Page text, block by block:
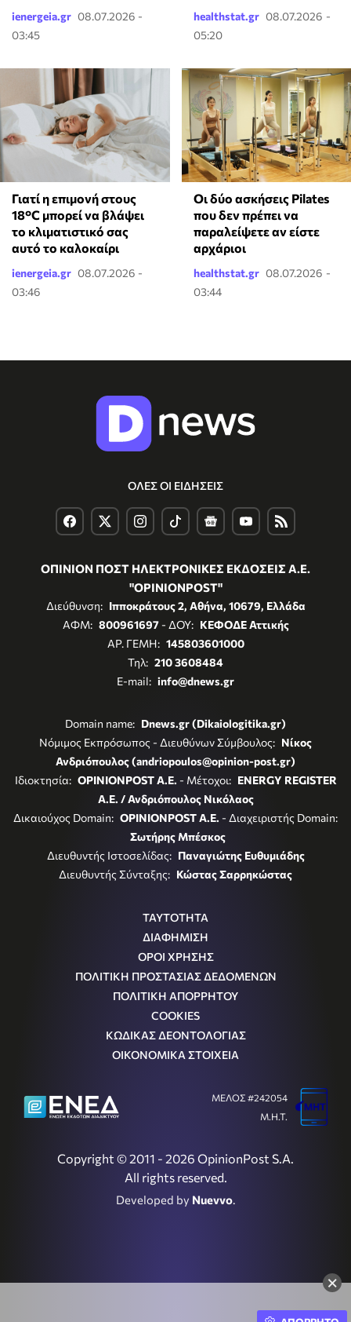
×
ienergeia.gr 08.07.2026 -
03:45
healthstat.gr 08.07.2026 -
05:20
Γιατί η επιμονή στους
18°C μπορεί να βλάψει
το κλιματιστικό σας
αυτό το καλοκαίρι
ienergeia.gr 08.07.2026 -
03:46
Οι δύο ασκήσεις Pilates
που δεν πρέπει να
παραλείψετε αν είστε
αρχάριοι
healthstat.gr 08.07.2026 -
03:44
ΟΛΕΣ ΟΙ ΕΙΔΗΣΕΙΣ
ΟΠΙΝΙΟΝ ΠΟΣΤ ΗΛΕΚΤΡΟΝΙΚΕΣ ΕΚΔΟΣΕΙΣ Α.Ε.
"OPINIONPOST"
Διεύθυνση: Ιπποκράτους 2, Αθήνα, 10679, Ελλάδα
ΑΦΜ: 800961697- ΔΟΥ: ΚΕΦΟΔΕ Αττικής
ΑΡ. ΓΕΜΗ: 145803601000
Τηλ: 210 3608484
E-mail: info@dnews.gr
Domain name: Dnews.gr (Dikaiologitika.gr)
Νόμιμος Εκπρόσωπος - Διευθύνων Σύμβουλος: Νίκος
Ανδριόπουλος (andriopoulos@opinion-post.gr)
Ιδιοκτησία: OPINIONPOST A.E. - Μέτοχοι: ENERGY REGISTER
Α.Ε. / Ανδριόπουλος Νικόλαος
Δικαιούχος Domain: OPINIONPOST A.E. - Διαχειριστής Domain:
Σωτήρης Μπέσκος
Διευθυντής Ιστοσελίδας: Παναγιώτης Ευθυμιάδης
Διευθυντής Σύνταξης: Κώστας Σαρρηκώστας
ΤΑΥΤΟΤΗΤΑ
ΔΙΑΦΗΜΙΣΗ
ΟΡΟΙ ΧΡΗΣΗΣ
ΠΟΛΙΤΙΚΗ ΠΡΟΣΤΑΣΙΑΣ ΔΕΔΟΜΕΝΩΝ
ΠΟΛΙΤΙΚΗ ΑΠΟΡΡΗΤΟΥ
COOKIES
ΚΩΔΙΚΑΣ ΔΕΟΝΤΟΛΟΓΙΑΣ
ΟΙΚΟΝΟΜΙΚΑ ΣΤΟΙΧΕΙΑ
Copyright © 2011 - 2026 OpinionPost S.A.
All rights reserved.
Developed by Nuevvo.
ΜΕΛΟΣ #242054
Μ.Η.Τ.